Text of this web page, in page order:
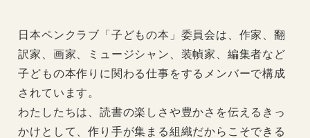
日本ペンクラブ「子どもの本」委員会は、作家、翻
訳家、画家、ミュージシャン、装幀家、編集者など
子どもの本作りに関わる仕事をするメンバーで構成
されています。
わたしたちは、読書の楽しさや豊かさを伝えるきっ
かけとして、作り手が集まる組織だからこそできる